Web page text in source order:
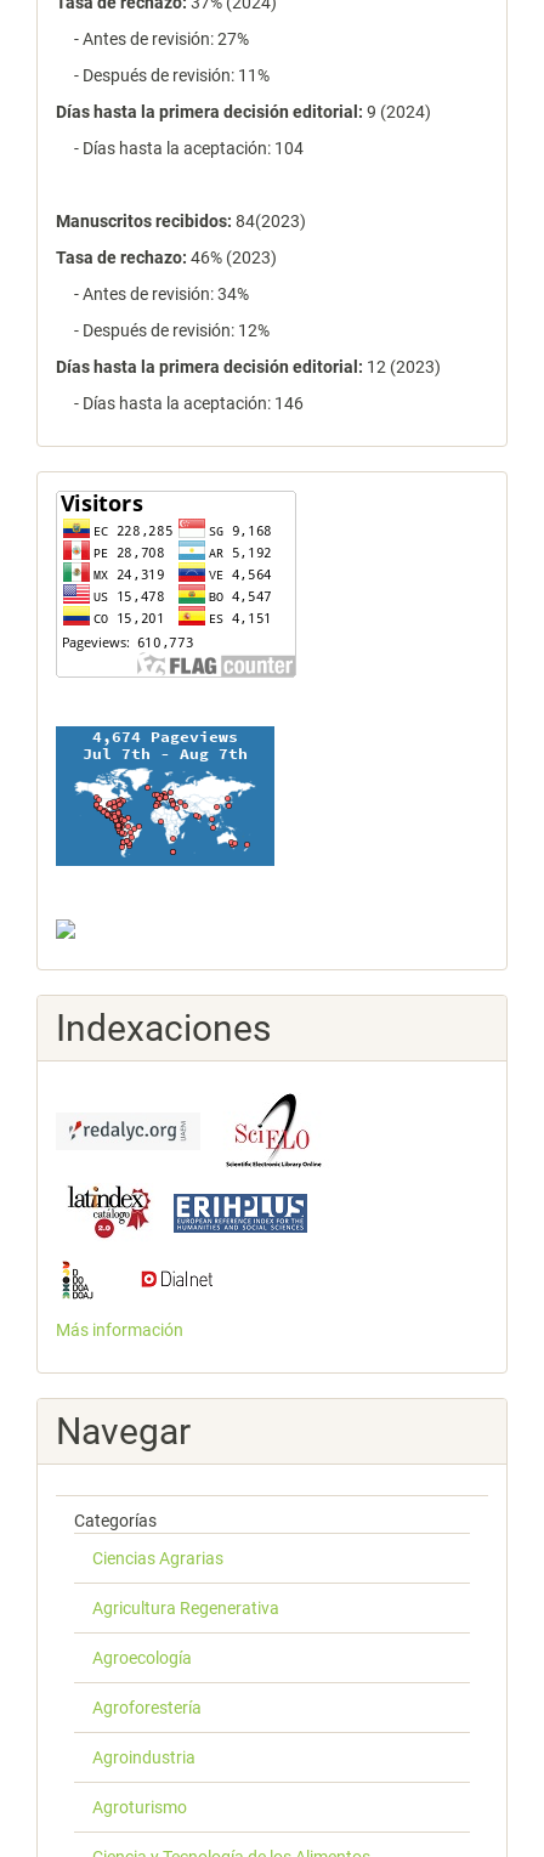
- Antes de revisión: 27%
- Después de revisión: 11%
Días hasta la primera decisión editorial: 9 (2024)
- Días hasta la aceptación: 104
Manuscritos recibidos: 84(2023)
Tasa de rechazo: 46% (2023)
- Antes de revisión: 34%
- Después de revisión: 12%
Días hasta la primera decisión editorial: 12 (2023)
- Días hasta la aceptación: 146
contador
Indexaciones
Más información
Navegar
Categorías
Ciencias Agrarias
Agricultura Regenerativa
Agroecología
Agroforestería
Agroindustria
Agroturismo